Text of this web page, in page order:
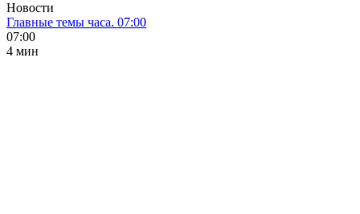
Новости
Главные темы часа. 07:00
07:00
4 мин